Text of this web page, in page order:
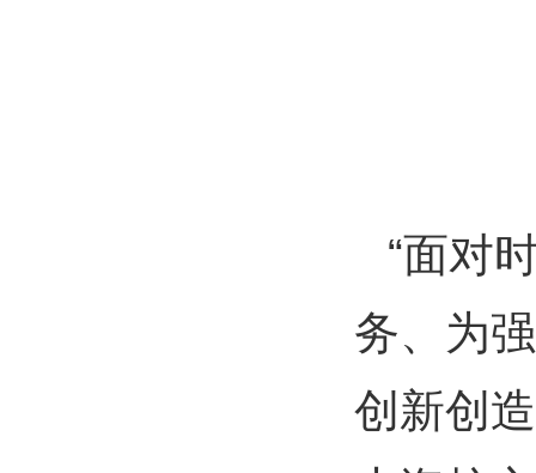
“面对
务、为
创新创